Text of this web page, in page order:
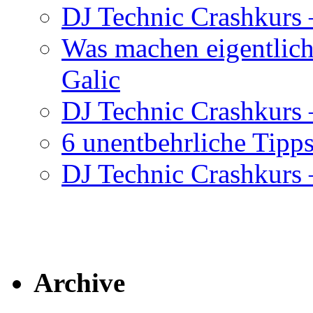
DJ Technic
Was machen
Galic
DJ Technic
6 unentbehrliche
DJ Technic
Archive